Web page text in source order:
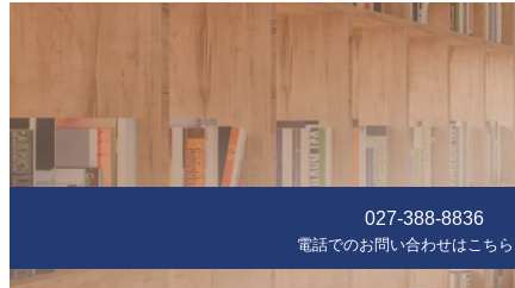
027-388-8836
電話でのお問い合わせはこちら